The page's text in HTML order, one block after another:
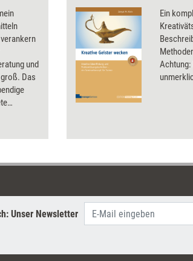
und
Das
Ein
Achtung:
Unser Newsletter